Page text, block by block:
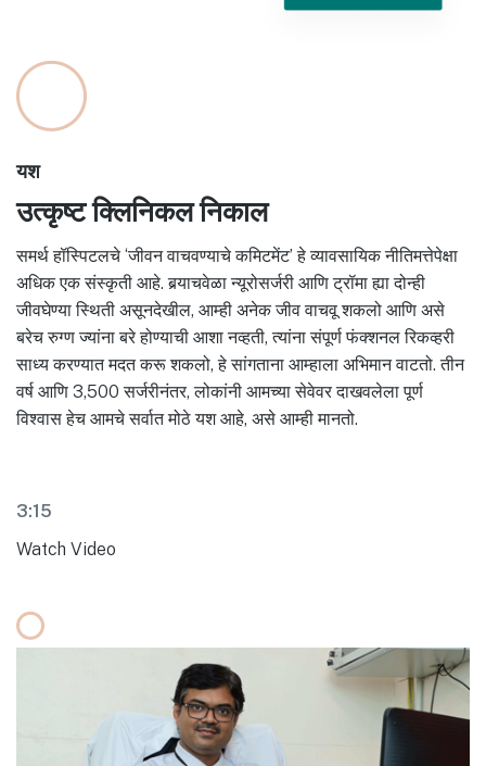
यश
उत्कृष्ट क्लिनिकल निकाल
समर्थ हॉस्पिटलचे ‘जीवन वाचवण्याचे कमिटमेंट’ हे व्यावसायिक नीतिमत्तेपेक्षा
अधिक एक संस्कृती आहे. बर्‍याचवेळा न्यूरोसर्जरी आणि ट्रॉमा ह्या दोन्ही
जीवघेण्या स्थिती असूनदेखील, आम्ही अनेक जीव वाचवू शकलो आणि असे
बरेच रुग्ण ज्यांना बरे होण्याची आशा नव्हती, त्यांना संपूर्ण फंक्शनल रिकव्हरी
साध्य करण्यात मदत करू शकलो, हे सांगताना आम्हाला अभिमान वाटतो. तीन
वर्ष आणि 3,500 सर्जरीनंतर, लोकांनी आमच्या सेवेवर दाखवलेला पूर्ण
विश्वास हेच आमचे सर्वात मोठे यश आहे, असे आम्ही मानतो.
3:15
Watch Video